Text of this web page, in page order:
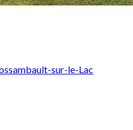
sur-le-Lac